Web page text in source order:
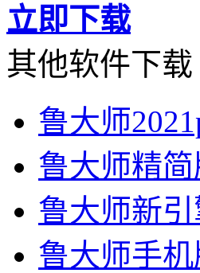
立即下载
其他软件下载
鲁大师
鲁大师精简
鲁大师新
鲁大师手机